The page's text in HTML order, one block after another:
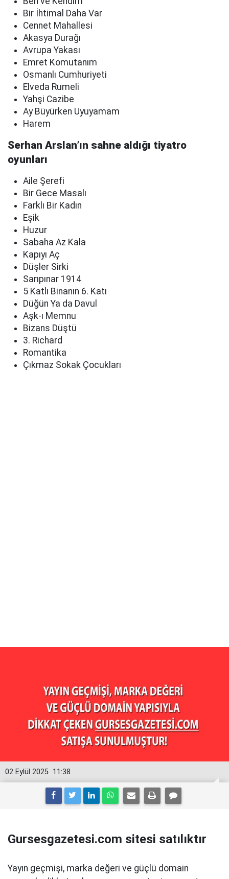
Bir İhtimal Daha Var
Cennet Mahallesi
Akasya Durağı
Avrupa Yakası
Emret Komutanım
Osmanlı Cumhuriyeti
Elveda Rumeli
Yahşi Cazibe
Ay Büyürken Uyuyamam
Harem
Serhan Arslan’ın sahne aldığı tiyatro
oyunları
Aile Şerefi
Bir Gece Masalı
Farklı Bir Kadın
Eşik
Huzur
Sabaha Az Kala
Kapıyı Aç
Düşler Sirki
Sarıpınar 1914
5 Katlı Binanın 6. Katı
Düğün Ya da Davul
Aşk-ı Memnu
Bizans Düştü
3. Richard
Romantika
Çıkmaz Sokak Çocukları
11:38
02 Eylül 2025
Gursesgazetesi.com sitesi satılıktır
Yayın geçmişi, marka değeri ve güçlü domain